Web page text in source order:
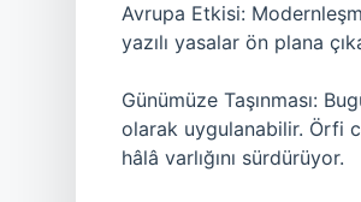
Avrupa Etkisi:
yazılı yasalar ön plana
Günümüze Taşınması:
olarak uygulanabilir. Örfi
hâlâ varlığını sürdürüyor.